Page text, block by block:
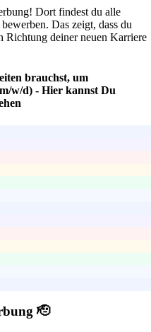
Dort findest du alle
Das zeigt, dass du
Richtung deiner neuen Karriere
brauchst, um
w/d) - Hier kannst Du
🫡